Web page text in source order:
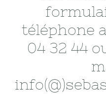
téléphone
04 32 44